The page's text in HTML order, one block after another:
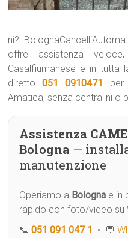
ni?
offre assistenza
Casalfiumanese e in tutta
diretto051 0910471
per
Amatica, senza centralini o
Assistenza
Bologna —
manutenzione
Operiamo a Bologna e in
rapido con foto/video su
📞051 091 047 1 • 💬